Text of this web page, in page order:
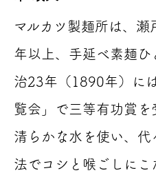
マルカツ製麺所は、
年以上、手延べ素麺ひ
治23年（1890年）に
覧会」で三等有功賞を
清らかな水を使い、代
法でコシと喉ごしにこ